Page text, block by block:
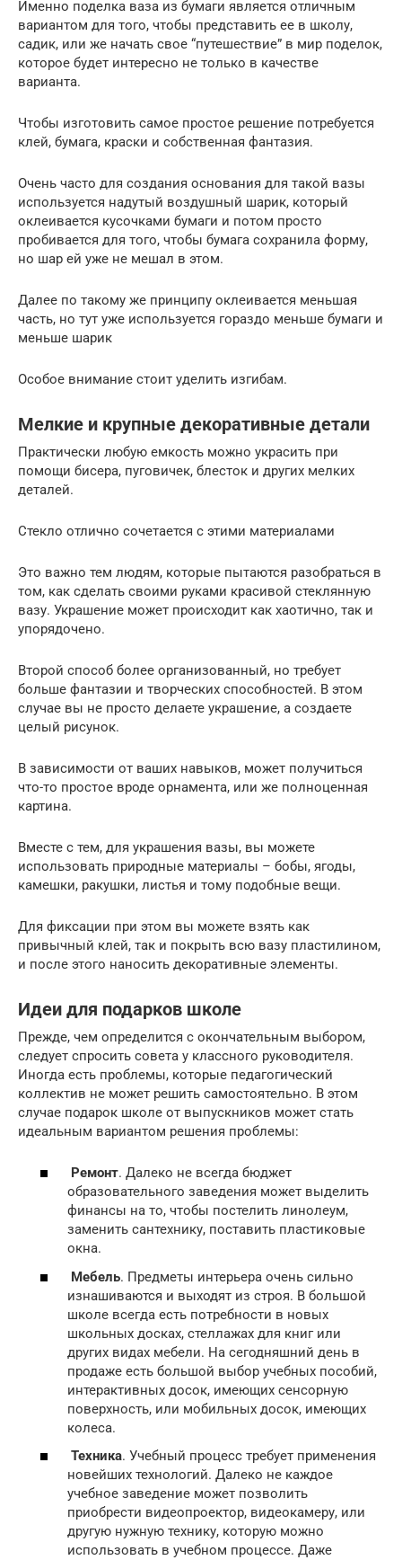
Именно поделка ваза из бумаги является отличным
вариантом для того, чтобы представить ее в школу,
садик, или же начать свое “путешествие” в мир поделок,
которое будет интересно не только в качестве
варианта.
Чтобы изготовить самое простое решение потребуется
клей, бумага, краски и собственная фантазия.
Очень часто для создания основания для такой вазы
используется надутый воздушный шарик, который
оклеивается кусочками бумаги и потом просто
пробивается для того, чтобы бумага сохранила форму,
но шар ей уже не мешал в этом.
Далее по такому же принципу оклеивается меньшая
часть, но тут уже используется гораздо меньше бумаги и
меньше шарик
Особое внимание стоит уделить изгибам.
Мелкие и крупные декоративные детали
Практически любую емкость можно украсить при
помощи бисера, пуговичек, блесток и других мелких
деталей.
Стекло отлично сочетается с этими материалами
Это важно тем людям, которые пытаются разобраться в
том, как сделать своими руками красивой стеклянную
вазу. Украшение может происходит как хаотично, так и
упорядочено.
Второй способ более организованный, но требует
больше фантазии и творческих способностей. В этом
случае вы не просто делаете украшение, а создаете
целый рисунок.
В зависимости от ваших навыков, может получиться
что-то простое вроде орнамента, или же полноценная
картина.
Вместе с тем, для украшения вазы, вы можете
использовать природные материалы – бобы, ягоды,
камешки, ракушки, листья и тому подобные вещи.
Для фиксации при этом вы можете взять как
привычный клей, так и покрыть всю вазу пластилином,
и после этого наносить декоративные элементы.
Идеи для подарков школе
Прежде, чем определится с окончательным выбором,
следует спросить совета у классного руководителя.
Иногда есть проблемы, которые педагогический
коллектив не может решить самостоятельно. В этом
случае подарок школе от выпускников может стать
идеальным вариантом решения проблемы:
Ремонт. Далеко не всегда бюджет
образовательного заведения может выделить
финансы на то, чтобы постелить линолеум,
заменить сантехнику, поставить пластиковые
окна.
Мебель. Предметы интерьера очень сильно
изнашиваются и выходят из строя. В большой
школе всегда есть потребности в новых
школьных досках, стеллажах для книг или
других видах мебели. На сегодняшний день в
продаже есть большой выбор учебных пособий,
интерактивных досок, имеющих сенсорную
поверхность, или мобильных досок, имеющих
колеса.
Техника. Учебный процесс требует применения
новейших технологий. Далеко не каждое
учебное заведение может позволить
приобрести видеопроектор, видеокамеру, или
другую нужную технику, которую можно
использовать в учебном процессе. Даже